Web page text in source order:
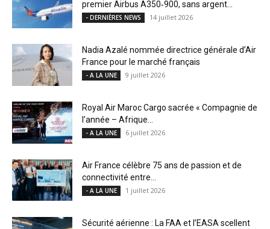
premier Airbus A350‑900, sans argent...
- DERNIÈRES NEWS 14 juillet 2026
Nadia Azalé nommée directrice générale d’Air
France pour le marché français
- A LA UNE 9 juillet 2026
Royal Air Maroc Cargo sacrée « Compagnie de
l’année – Afrique...
- A LA UNE 6 juillet 2026
Air France célèbre 75 ans de passion et de
connectivité entre...
- A LA UNE 1 juillet 2026
Sécurité aérienne : La FAA et l’EASA scellent